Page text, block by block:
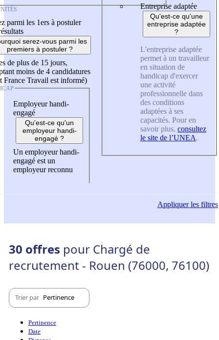
parmi les 1ers à postuler
serez-vous parmi les
premiers à postuler ?
de plus de 15 jours,
moins de 4 candidatures
France Travail est informé)
Employeur handi-
engagé
Qu'est-ce qu'un
employeur handi-
engagé ?
Un employeur handi-
engagé est un
employeur reconnu
Entreprise adaptée
Qu'est-ce qu'une
entreprise adaptée
?
L'entreprise adaptée
permet à un travailleur
en situation de
handicap d'exercer
une activité
professionnelle dans
des conditions
adaptées à ses
capacités. Pour en
savoir plus, consultez
le site de l’UNEA.
Appliquerles filtres
30 offres pour Chargé de
recrutement - Rouen (76000, 76100)
Trier par Pertinence
Pertinence
Date